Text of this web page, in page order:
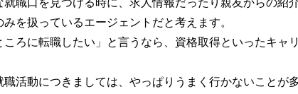
を扱っているエージェントだと考えます。
ころに転職したい」と言うなら、資格取得といったキャ
活動につきましては、やっぱりうまく行かないことが